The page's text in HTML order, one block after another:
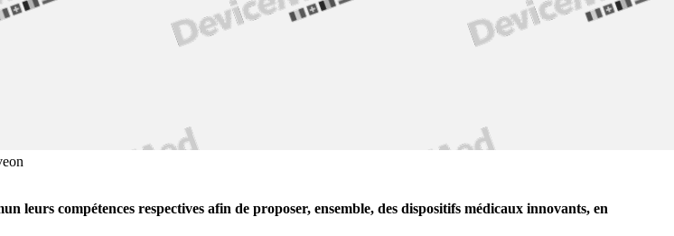
compétences respectives afin de proposer, ensemble, des dispositifs médicaux innovants, en